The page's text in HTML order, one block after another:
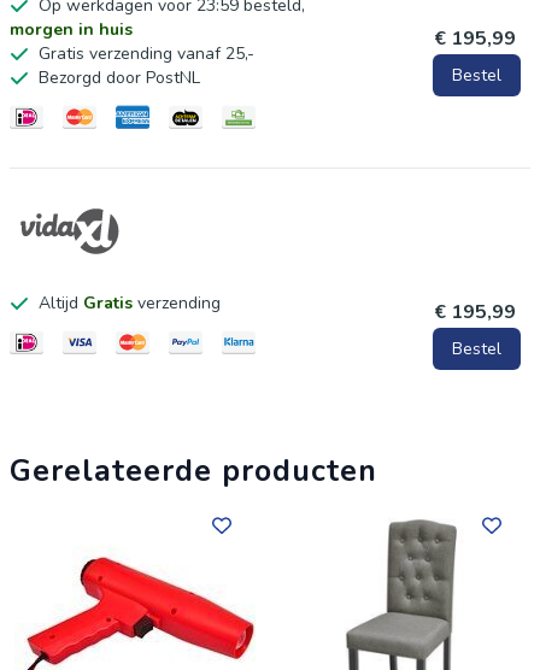
Zithoogte vanaf de grond: 37 cm
Hoogte rugleuning: 34 cm
Hoogte poten: 20 cm
Materiaal: Katoen: 10%, Polyester: 10%, PVC: 80%
het product.
Op werkdagen voor 23:59 besteld,
morgen in huis
Gratis verzending vanaf 25,-
Bezorgd door PostNL
€ 195,99
Bestel
Altijd Gratis verzending € 195,99
Bestel
Gerelateerde producten